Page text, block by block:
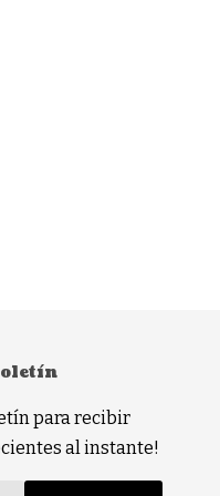
para recibir
al instante!